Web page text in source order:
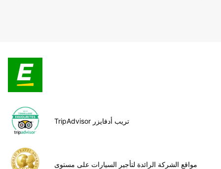
TripAdvisor تريب أدفايزر
مواقع الشركة الرائدة لتأجير السيارات على مستوى